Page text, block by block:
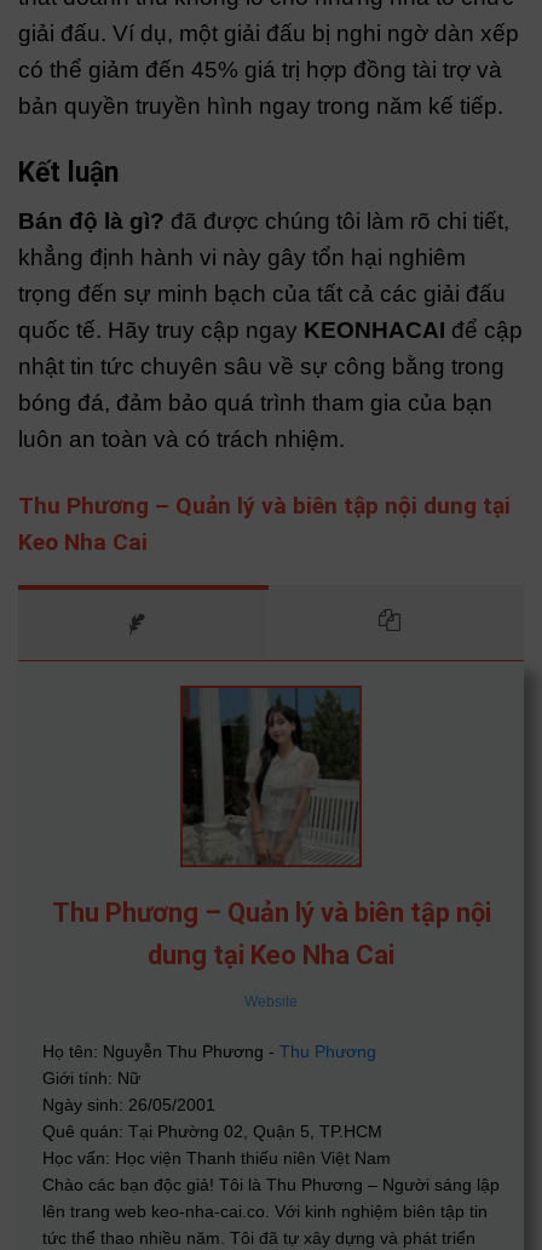
giải đấu. Ví dụ, một giải đấu bị nghi ngờ dàn xếp
có thể giảm đến 45% giá trị hợp đồng tài trợ và
bản quyền truyền hình ngay trong năm kế tiếp.
Kết luận
Bán độ là gì? đã được chúng tôi làm rõ chi tiết,
khẳng định hành vi này gây tổn hại nghiêm
trọng đến sự minh bạch của tất cả các giải đấu
quốc tế. Hãy truy cập ngay KEONHACAI để cập
nhật tin tức chuyên sâu về sự công bằng trong
bóng đá, đảm bảo quá trình tham gia của bạn
luôn an toàn và có trách nhiệm.
Thu Phương – Quản lý và biên tập nội dung tại
Keo Nha Cai
Thu Phương – Quản lý và biên tập nội
dung tại Keo Nha Cai
Website
Họ tên: Nguyễn Thu Phương - Thu Phương
Giới tính: Nữ
Ngày sinh: 26/05/2001
Quê quán: Tại Phường 02, Quận 5, TP.HCM
Học vấn: Học viện Thanh thiếu niên Việt Nam
Chào các bạn độc giả! Tôi là Thu Phương – Người sáng lập
lên trang web keo-nha-cai.co. Với kinh nghiệm biên tập tin
tức thể thao nhiều năm. Tôi đã tự xây dựng và phát triển